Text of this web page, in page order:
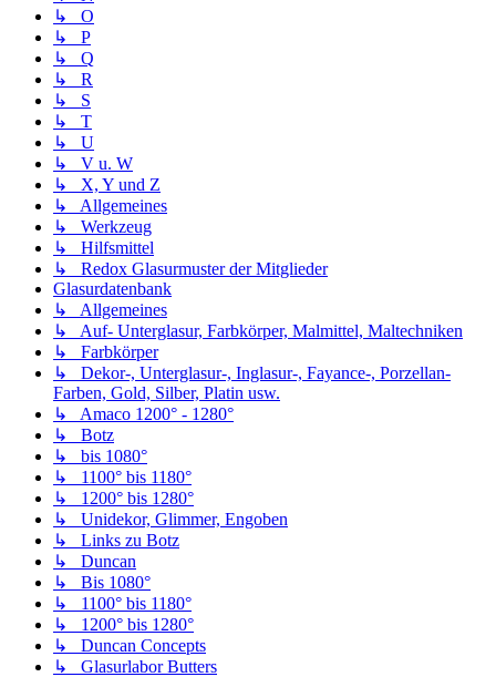
↳ O
↳ P
↳ Q
↳ R
↳ S
↳ T
↳ U
↳ V u. W
↳ X, Y und Z
↳ Allgemeines
↳ Werkzeug
↳ Hilfsmittel
↳ Redox Glasurmuster der Mitglieder
Glasurdatenbank
↳ Allgemeines
↳ Auf- Unterglasur, Farbkörper, Malmittel, Maltechniken
↳ Farbkörper
↳ Dekor-, Unterglasur-, Inglasur-, Fayance-, Porzellan-
Farben, Gold, Silber, Platin usw.
↳ Amaco 1200° - 1280°
↳ Botz
↳ bis 1080°
↳ 1100° bis 1180°
↳ 1200° bis 1280°
↳ Unidekor, Glimmer, Engoben
↳ Links zu Botz
↳ Duncan
↳ Bis 1080°
↳ 1100° bis 1180°
↳ 1200° bis 1280°
↳ Duncan Concepts
↳ Glasurlabor Butters